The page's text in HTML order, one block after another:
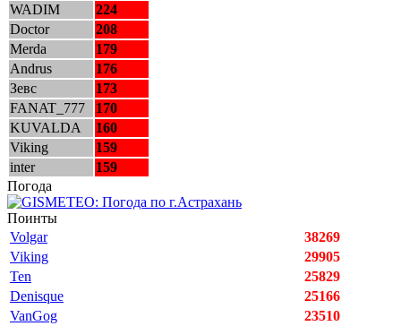
WADIM
224
Doctor
208
Merda
179
Andrus
176
Зевс
173
FANAT_777
170
KUVALDA
160
Viking
159
inter
159
Погода
Поинты
Volgar
38269
Viking
29905
Ten
25829
Denisque
25166
VanGog
23510